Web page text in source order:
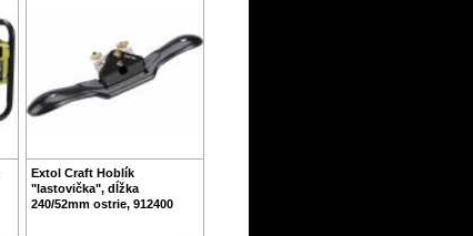
Extol Craft Hoblík
"lastovička", dĺžka
240/52mm ostrie, 912400